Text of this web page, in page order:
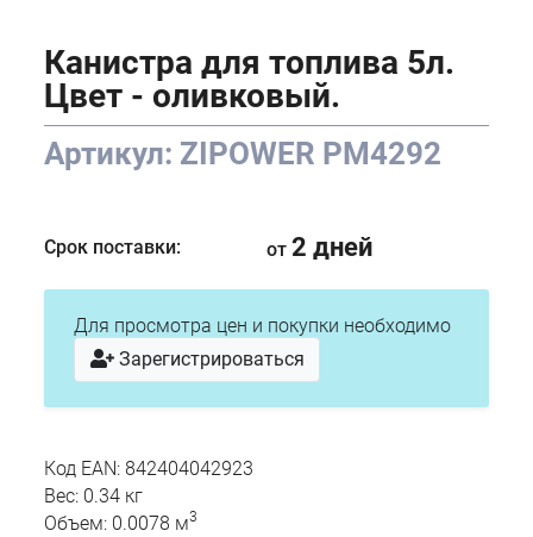
Канистра для топлива 5л.
Цвет - оливковый.
Артикул: ZIPOWER PM4292
Срок поставки: от 2 дней
Для просмотра цен и покупки необходимо
Зарегистрироваться
Код EAN: 842404042923
Вес: 0.34 кг
Объем: 0.0078 м3